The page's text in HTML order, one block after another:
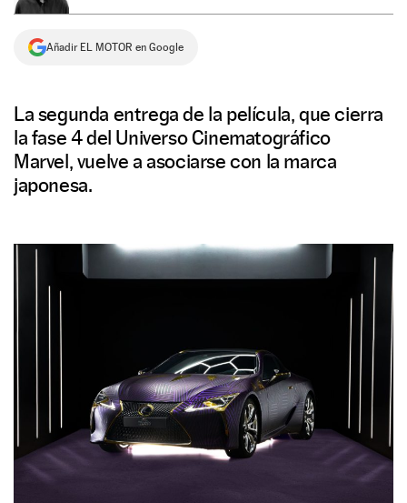
Añadir EL MOTOR en Google
La segunda entrega de la película, que cierra
la fase 4 del Universo Cinematográfico
Marvel, vuelve a asociarse con la marca
japonesa.